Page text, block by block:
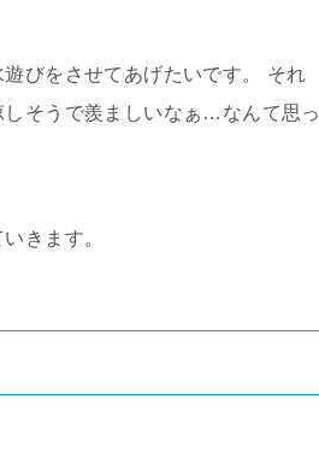
びをさせてあげたいです。 それ
そうで羨ましいなぁ…なんて思っ
きます。